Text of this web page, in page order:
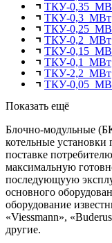
ТКУ-0,35
ТКУ-0,3 МВт
ТКУ-0,25
ТКУ-0,2 МВт
ТКУ-0,15
ТКУ-0,1 МВт
ТКУ-2,2 МВт
ТКУ-0,05
Показать ещё
Блочно-модульные
котельные
поставке
максимальную
последующуую
основного
оборудование
«Viessmann»,
другие.